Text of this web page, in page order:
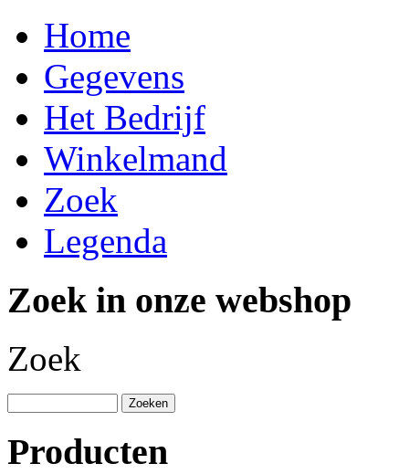
Home
Gegevens
Het Bedrijf
Winkelmand
Zoek
Legenda
Zoek in onze webshop
Zoek
Producten